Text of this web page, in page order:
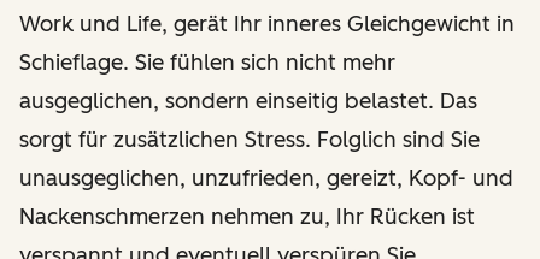
Work und Life, gerät Ihr inneres Gleichgewicht in
Schieflage. Sie fühlen sich nicht mehr
ausgeglichen, sondern einseitig belastet. Das
sorgt für zusätzlichen Stress. Folglich sind Sie
unausgeglichen, unzufrieden, gereizt, Kopf- und
Nackenschmerzen nehmen zu, Ihr Rücken ist